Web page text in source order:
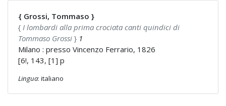
{ Grossi, Tommaso }
{ I lombardi alla prima crociata canti quindici di
Tommaso Grossi } 1
Milano : presso Vincenzo Ferrario, 1826
[6!, 143, [1] p
Lingua: italiano